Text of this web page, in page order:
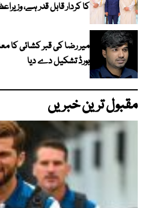
کا کردار قابل قدر ہے،
میر رضا کی قبر کشائی کا
بورڈ تشکیل دے دیا
مقبول ترین خبریں